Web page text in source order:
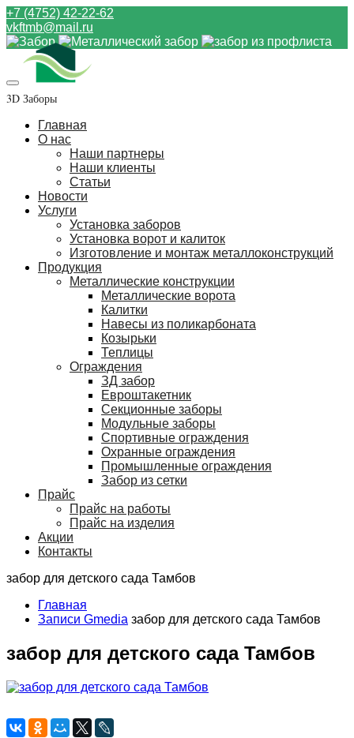
+7 (4752) 42-22-62
vkftmb@mail.ru
3D Заборы
Главная
О нас
Наши партнеры
Наши клиенты
Статьи
Новости
Услуги
Установка заборов
Установка ворот и калиток
Изготовление и монтаж металлоконструкций
Продукция
Металлические конструкции
Металлические ворота
Калитки
Навесы из поликарбоната
Козырьки
Теплицы
Ограждения
ЗД забор
Евроштакетник
Секционные заборы
Модульные заборы
Спортивные ограждения
Охранные ограждения
Промышленные ограждения
Забор из сетки
Прайс
Прайс на работы
Прайс на изделия
Акции
Контакты
забор для детского сада Тамбов
Главная
Записи Gmedia забор для детского сада Тамбов
забор для детского сада Тамбов